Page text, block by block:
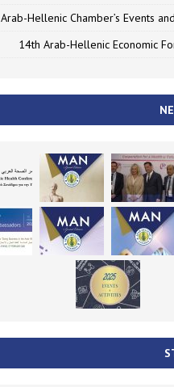
Arab-Hellenic Chamber’s Events